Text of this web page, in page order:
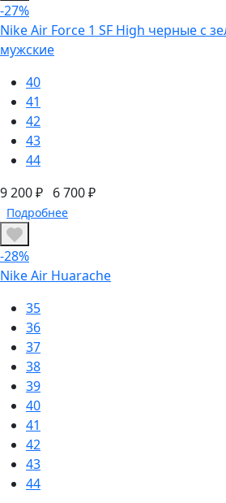
-27%
Nike Air Force 1 SF High черные с
мужские
40
41
42
43
44
9 200 ₽ 6 700 ₽
Подробнее
-28%
Nike Air Huarache
35
36
37
38
39
40
41
42
43
44